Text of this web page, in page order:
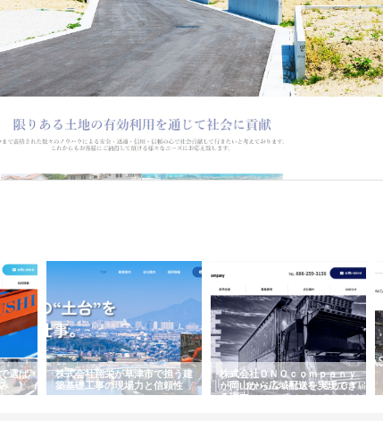
選ば
株式会社翔栄が草津市で担う建
築基礎工事の現場力と信頼性
株式会社ＯＮＯｃｏｍｐａｎｙ
が岡山から広域配送を実現でき
る理由